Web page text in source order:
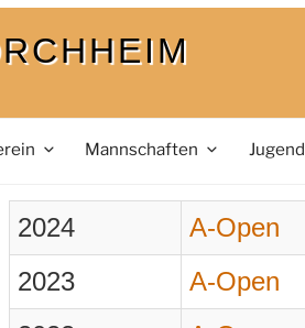
Mannschaften Jugend
2024 A-Open
2023
A-Open